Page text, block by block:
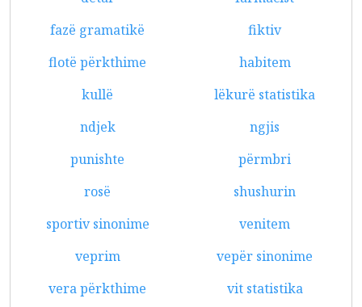
fazë gramatikë
fiktiv
flotë përkthime
habitem
kullë
lëkurë statistika
ndjek
ngjis
punishte
përmbri
rosë
shushurin
sportiv sinonime
venitem
veprim
vepër sinonime
vera përkthime
vit statistika